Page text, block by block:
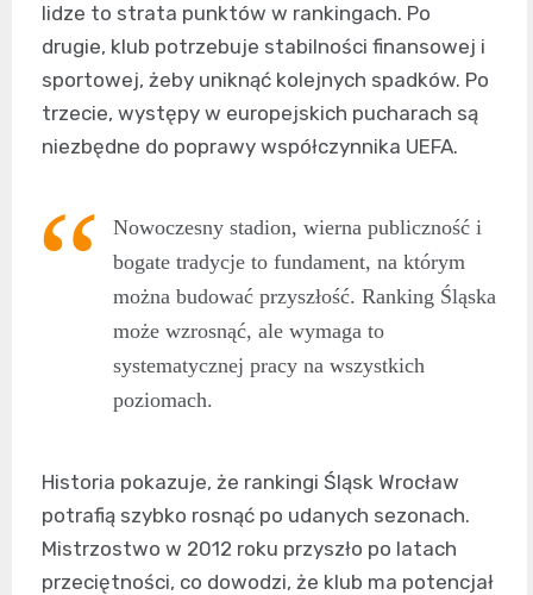
lidze to strata punktów w rankingach. Po
drugie, klub potrzebuje stabilności finansowej i
sportowej, żeby uniknąć kolejnych spadków. Po
trzecie, występy w europejskich pucharach są
niezbędne do poprawy współczynnika UEFA.
Nowoczesny stadion, wierna publiczność i
bogate tradycje to fundament, na którym
można budować przyszłość. Ranking Śląska
może wzrosnąć, ale wymaga to
systematycznej pracy na wszystkich
poziomach.
Historia pokazuje, że rankingi Śląsk Wrocław
potrafią szybko rosnąć po udanych sezonach.
Mistrzostwo w 2012 roku przyszło po latach
przeciętności, co dowodzi, że klub ma potencjał